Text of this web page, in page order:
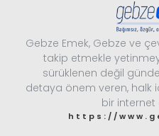
Gebze Emek, Gebze ve
takip etmekle
sürüklenen değil
detaya önem veren, halk
bir internet
https://